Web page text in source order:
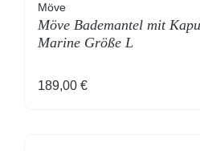
Möve
Möve Bademantel mit
Marine Größe L
Regulärer Preis:
189,00 €